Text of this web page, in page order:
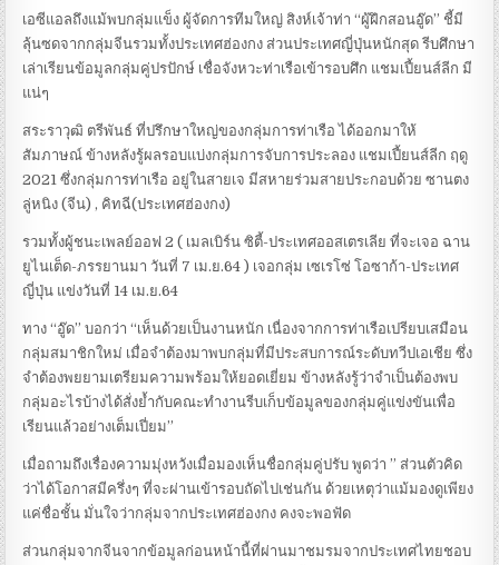
เอซีแอลถึงแม้พบกลุ่มแข็ง ผู้จัดการทีมใหญ่ สิงห์เจ้าท่า “ผู้ฝึกสอนอู๊ด” ชี้มี
ลุ้นซดจากกลุ่มจีนรวมทั้งประเทศฮ่องกง ส่วนประเทศญี่ปุ่นหนักสุด รีบศึกษา
เล่าเรียนข้อมูลกลุ่มคู่ปรปักษ์ เชื่อจังหวะท่าเรือเข้ารอบศึก แชมเปี้ยนส์ลีก มี
แน่ๆ
สระราวุฒิ ตรีพันธ์ ที่ปรึกษาใหญ่ของกลุ่มการท่าเรือ ได้ออกมาให้
สัมภาษณ์ ข้างหลังรู้ผลรอบแบ่งกลุ่มการจับการประลอง แชมเปี้ยนส์ลีก ฤดู
2021 ซึ่งกลุ่มการท่าเรือ อยู่ในสายเจ มีสหายร่วมสายประกอบด้วย ซานตง
ลู่หนิง (จีน) , คิทฉี(ประเทศฮ่องกง)
รวมทั้งผู้ชนะเพลย์ออฟ 2 ( เมลเบิร์น ซิตี้-ประเทศออสเตรเลีย ที่จะเจอ ฉาน
ยูไนเต็ด-ภรรยานมา วันที่ 7 เม.ย.64 ) เจอกลุ่ม เซเรโซ่ โอซาก้า-ประเทศ
ญี่ปุ่น แข่งวันที่ 14 เม.ย.64
ทาง “อู๊ด” บอกว่า “เห็นด้วยเป็นงานหนัก เนื่องจากการท่าเรือเปรียบเสมือน
กลุ่มสมาชิกใหม่ เมื่อจำต้องมาพบกลุ่มที่มีประสบการณ์ระดับทวีปเอเชีย ซึ่ง
จำต้องพยยามเตรียมความพร้อมให้ยอดเยี่ยม ข้างหลังรู้ว่าจำเป็นต้องพบ
กลุ่มอะไรบ้างได้สั่งย้ำกับคณะทำงานรีบเก็บข้อมูลของกลุ่มคู่แข่งขันเพื่อ
เรียนแล้วอย่างเต็มเปี่ยม”
เมื่อถามถึงเรื่องความมุ่งหวังเมื่อมองเห็นชื่อกลุ่มคู่ปรับ พูดว่า ” ส่วนตัวคิด
ว่าได้โอกาสมีครึ่งๆ ที่จะผ่านเข้ารอบถัดไปเช่นกัน ด้วยเหตุว่าแม้มองดูเพียง
แค่ชื่อชั้น มั่นใจว่ากลุ่มจากประเทศฮ่องกง คงจะพอฟัด
ส่วนกลุ่มจากจีนจากข้อมูลก่อนหน้านี้ที่ผ่านมาชมรมจากประเทศไทยชอบ